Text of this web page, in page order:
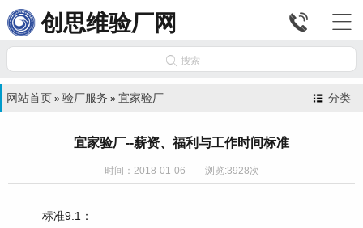
创思维验厂网 

 搜索
分类
网站首页 » 验厂服务 » 宜家验厂
宜家验厂--薪资、福利与工作时间标准
时间：2018-01-06 浏览:3928次
标准9.1：